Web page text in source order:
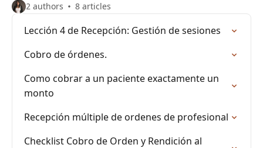
2 authors 8 articles
Lección 4 de Recepción: Gestión de sesiones
Cobro de órdenes.
Como cobrar a un paciente exactamente un
monto
Recepción múltiple de ordenes de profesional
Checklist Cobro de Orden y Rendición al